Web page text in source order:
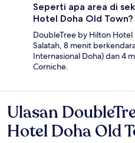
Seperti apa area di
Hotel Doha Old Town?
DoubleTree by Hilton
Salatah, 8 menit
Internasional Doha) dan 4
Corniche.
Ulasan
Ulasan
Hotel Doha Old